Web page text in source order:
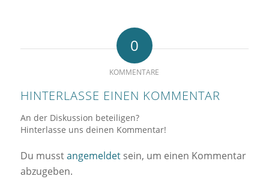
0
KOMMENTARE
HINTERLASSE EINEN KOMMENTAR
An der Diskussion beteiligen?
Hinterlasse uns deinen Kommentar!
Du musstangemeldetsein, um einen Kommentar
abzugeben.